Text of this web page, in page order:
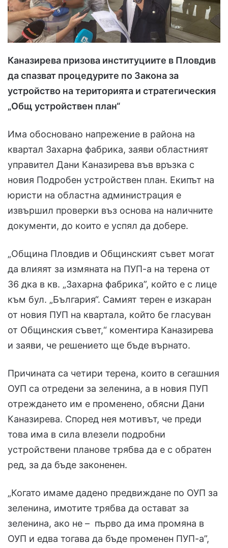
Каназирева призова институциите в Пловдив
да спазват процедурите по Закона за
устройство на територията и стратегическия
„Общ устройствен план“
Има обосновано напрежение в района на
квартал Захарна фабрика, заяви областният
управител Дани Каназирева във връзка с
новия Подробен устройствен план. Екипът на
юристи на областна администрация е
извършил проверки въз основа на наличните
документи, до които е успял да добере.
„Община Пловдив и Общинският съвет могат
да влияят за измяната на ПУП-а на терена от
36 дка в кв. „Захарна фабрика”, който е с лице
към бул. „България“. Самият терен е изкаран
от новия ПУП на квартала, който бе гласуван
от Общинския съвет,“ коментира Каназирева
и заяви, че решението ще бъде върнато.
Причината са четири терена, които в сегашния
ОУП са отредени за зеленина, а в новия ПУП
отреждането им е променено, обясни Дани
Каназирева. Според нея мотивът, че преди
това има в сила влезели подробни
устройствени планове трябва да е с обратен
ред, за да бъде законенен.
„Когато имаме дадено предвиждане по ОУП за
зеленина, имотите трябва да остават за
зеленина, ако не – първо да има промяна в
ОУП и едва тогава да бъде променен ПУП-а”,